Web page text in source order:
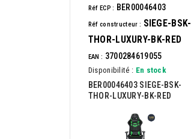
Réf ECP : BER00046403
Réf constructeur : SIEGE-BSK-
THOR-LUXURY-BK-RED
EAN : 3700284619055
Disponibilité : En stock
BER00046403 SIEGE-BSK-
THOR-LUXURY-BK-RED